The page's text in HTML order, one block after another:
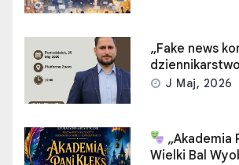
„Fake news
J Maj, 2026
„Akademia
Wielki Bal